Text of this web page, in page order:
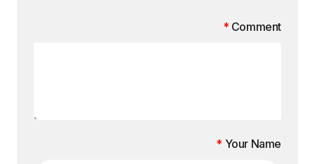
Comment
*
Your Name
*